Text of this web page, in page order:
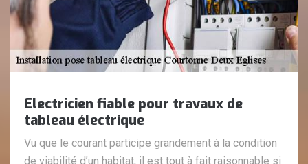
Electricien fiable pour travaux de
tableau électrique
Vu que le courant participe grandement à la condition
de viabilité d’un habitat, il est tout à fait raisonnable si